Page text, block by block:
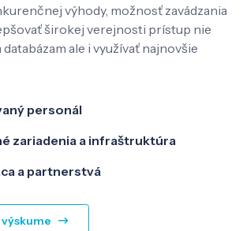
Veda a výskum
Pôsobenie
Know-how
O nás
výhody, možnosť zavádzania
širokej verejnosti prístup nie
ale i využívať najnovšie
personál
zariadenia a infraštruktúra
a partnerstvá